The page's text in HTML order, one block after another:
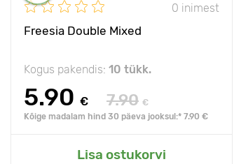
0 inimest
Freesia Double Mixed
Kogus pakendis: 10 tükk.
5.90 € 7.90 €
Kõige madalam hind 30 päeva jooksul:* 7.90 €
Lisa ostukorvi